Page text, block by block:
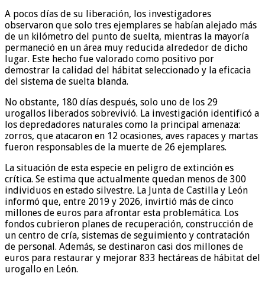
A pocos días de su liberación, los investigadores
observaron que solo tres ejemplares se habían alejado más
de un kilómetro del punto de suelta, mientras la mayoría
permaneció en un área muy reducida alrededor de dicho
lugar. Este hecho fue valorado como positivo por
demostrar la calidad del hábitat seleccionado y la eficacia
del sistema de suelta blanda.
No obstante, 180 días después, solo uno de los 29
urogallos liberados sobrevivió. La investigación identificó a
los depredadores naturales como la principal amenaza:
zorros, que atacaron en 12 ocasiones, aves rapaces y martas
fueron responsables de la muerte de 26 ejemplares.
La situación de esta especie en peligro de extinción es
crítica. Se estima que actualmente quedan menos de 300
individuos en estado silvestre. La Junta de Castilla y León
informó que, entre 2019 y 2026, invirtió más de cinco
millones de euros para afrontar esta problemática. Los
fondos cubrieron planes de recuperación, construcción de
un centro de cría, sistemas de seguimiento y contratación
de personal. Además, se destinaron casi dos millones de
euros para restaurar y mejorar 833 hectáreas de hábitat del
urogallo en León.